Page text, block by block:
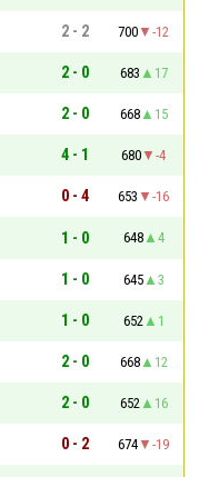
2 - 2 700
-12
2 - 0 683
17
2 - 0 668
15
4 - 1 680
-4
0 - 4 653
-16
1 - 0 648
4
1 - 0 645
3
1 - 0 652
1
2 - 0 668
12
2 - 0 652
16
0 - 2 674
-19